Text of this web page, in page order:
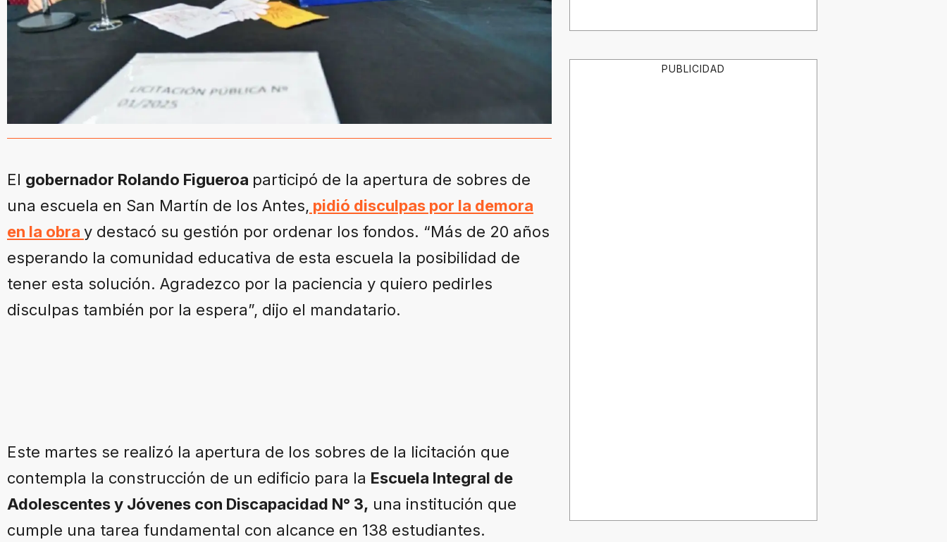
El gobernador Rolando Figueroa participó de la apertura de sobres de
una escuela en San Martín de los Antes, pidió disculpas por la demora
en la obra y destacó su gestión por ordenar los fondos. “Más de 20 años
esperando la comunidad educativa de esta escuela la posibilidad de
tener esta solución. Agradezco por la paciencia y quiero pedirles
disculpas también por la espera”, dijo el mandatario.
Este martes se realizó la apertura de los sobres de la licitación que
contempla la construcción de un edificio para la Escuela Integral de
Adolescentes y Jóvenes con Discapacidad N° 3, una institución que
cumple una tarea fundamental con alcance en 138 estudiantes.
PUBLICIDAD